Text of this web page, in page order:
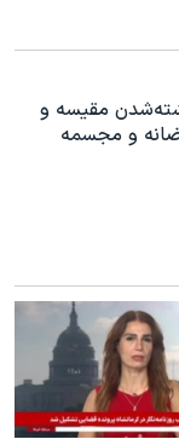
مقیسه و
و مجسمه